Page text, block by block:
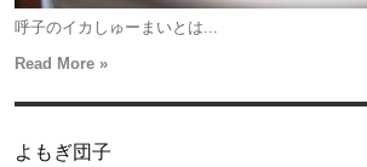
呼子のイカしゅーまいとは...
Read More »
よもぎ団子